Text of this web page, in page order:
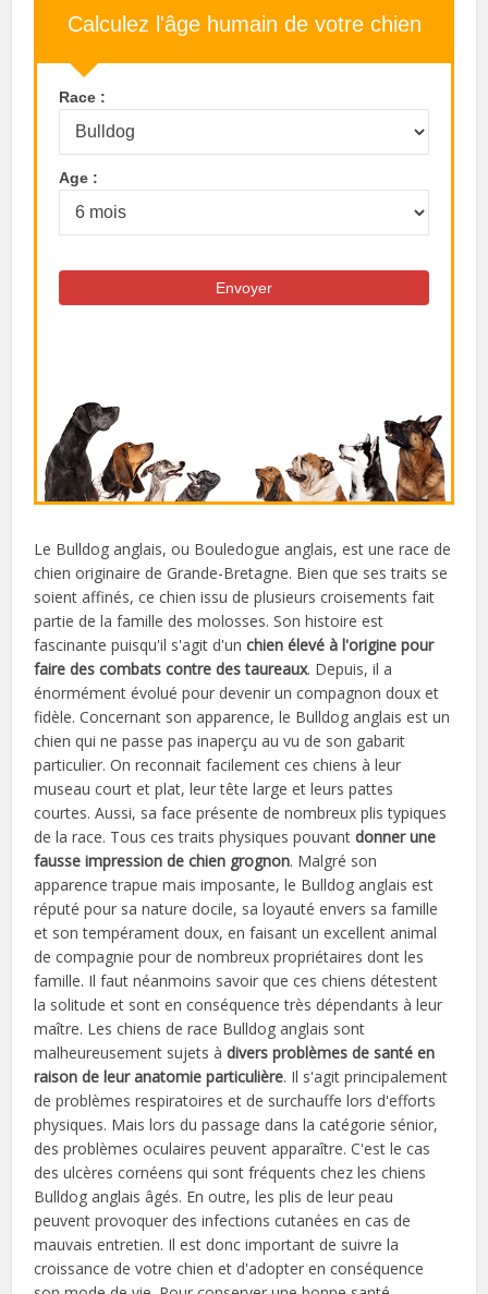
Calculez l'âge humain de votre chien
Race :
Age :
Le Bulldog anglais, ou Bouledogue anglais, est une race de
chien originaire de Grande-Bretagne. Bien que ses traits se
soient affinés, ce chien issu de plusieurs croisements fait
partie de la famille des molosses. Son histoire est
fascinante puisqu'il s'agit d'unchien élevé à l'origine pour
faire des combats contre des taureaux. Depuis, il a
énormément évolué pour devenir un compagnon doux et
fidèle. Concernant son apparence, le Bulldog anglais est un
chien qui ne passe pas inaperçu au vu de son gabarit
particulier. On reconnait facilement ces chiens à leur
museau court et plat, leur tête large et leurs pattes
courtes. Aussi, sa face présente de nombreux plis typiques
de la race. Tous ces traits physiques pouvantdonner une
fausse impression de chien grognon. Malgré son
apparence trapue mais imposante, le Bulldog anglais est
réputé pour sa nature docile, sa loyauté envers sa famille
et son tempérament doux, en faisant un excellent animal
de compagnie pour de nombreux propriétaires dont les
famille. Il faut néanmoins savoir que ces chiens détestent
la solitude et sont en conséquence très dépendants à leur
maître. Les chiens de race Bulldog anglais sont
malheureusement sujets àdivers problèmes de santé en
raison de leur anatomie particulière. Il s'agit principalement
de problèmes respiratoires et de surchauffe lors d'efforts
physiques. Mais lors du passage dans la catégorie sénior,
des problèmes oculaires peuvent apparaître. C'est le cas
des ulcères cornéens qui sont fréquents chez les chiens
Bulldog anglais âgés. En outre, les plis de leur peau
peuvent provoquer des infections cutanées en cas de
mauvais entretien. Il est donc important de suivre la
croissance de votre chien et d'adopter en conséquence